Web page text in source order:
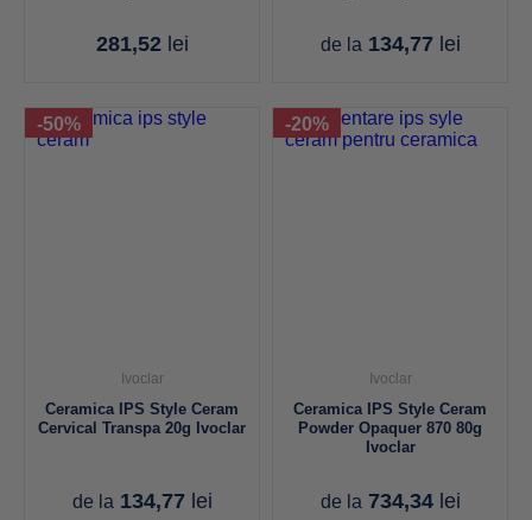
281,52 lei de la 134,77 lei
-50%
Ivoclar
Ceramica IPS Style Ceram
Cervical Transpa 20g Ivoclar
de la 134,77 lei
-20%
Ivoclar
Ceramica IPS Style Ceram
Powder Opaquer 870 80g
Ivoclar
de la 734,34 lei